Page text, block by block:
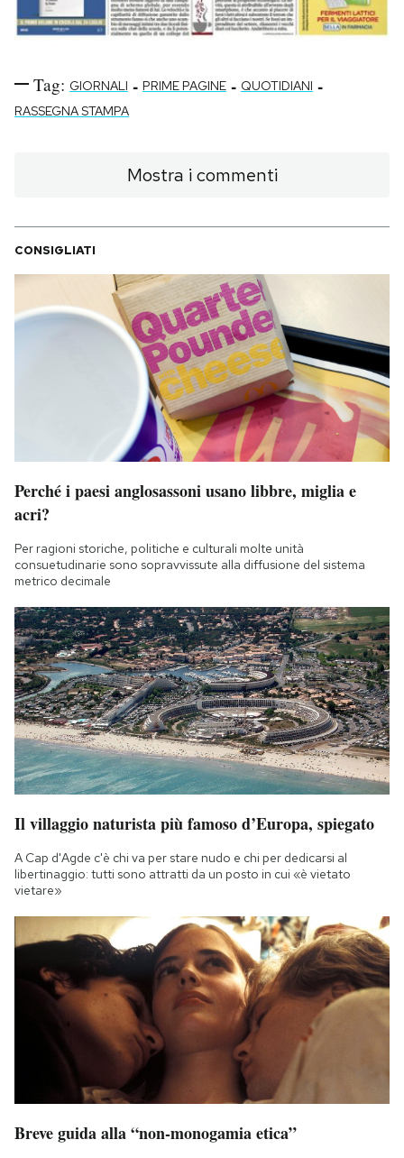
Tag: GIORNALI - PRIME PAGINE - QUOTIDIANI -
RASSEGNA STAMPA
Mostra i commenti
CONSIGLIATI
Perché i paesi anglosassoni usano libbre, miglia e
acri?
Per ragioni storiche, politiche e culturali molte unità
consuetudinarie sono sopravvissute alla diffusione del sistema
metrico decimale
Il villaggio naturista più famoso d’Europa, spiegato
A Cap d'Agde c'è chi va per stare nudo e chi per dedicarsi al
libertinaggio: tutti sono attratti da un posto in cui «è vietato
vietare»
Breve guida alla “non-monogamia etica”